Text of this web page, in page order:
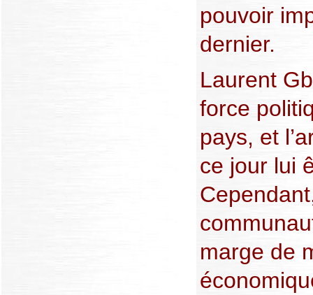
pouvoir
dernier.
Laurent
force
pays, et
ce jour lui
marge de